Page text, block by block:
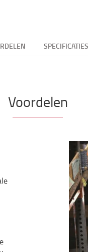
SPECIFICATIES
Voordelen